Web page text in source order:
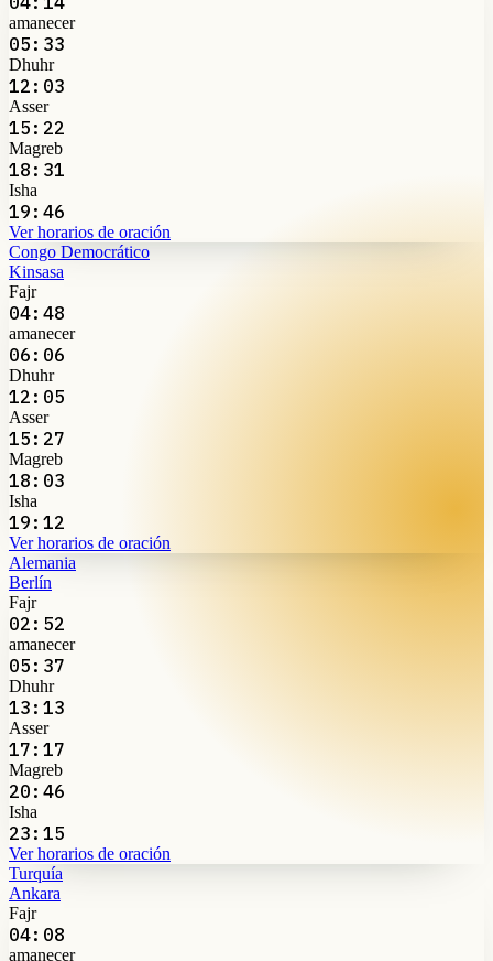
amanecer
05:33
Dhuhr
12:03
Asser
15:22
Magreb
18:31
Isha
19:46
Ver horarios de oración
Congo Democrático
Kinsasa
Fajr
04:48
amanecer
06:06
Dhuhr
12:05
Asser
15:27
Magreb
18:03
Isha
19:12
Ver horarios de oración
Alemania
Berlín
Fajr
02:52
amanecer
05:37
Dhuhr
13:13
Asser
17:17
Magreb
20:46
Isha
23:15
Ver horarios de oración
Turquía
Ankara
Fajr
04:08
amanecer